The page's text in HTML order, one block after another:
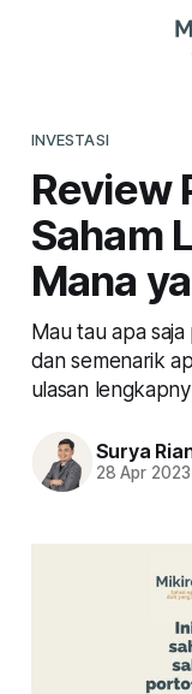
INVESTASI
Review
Saham
Mana
Mau tau apa
dan semenarik
ulasan
Surya
28 Apr 2023